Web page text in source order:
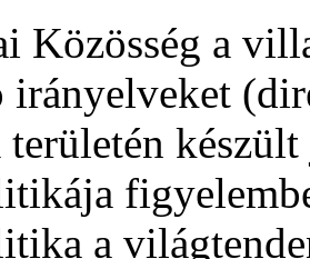
Közösség a
irányelveket
területén
a